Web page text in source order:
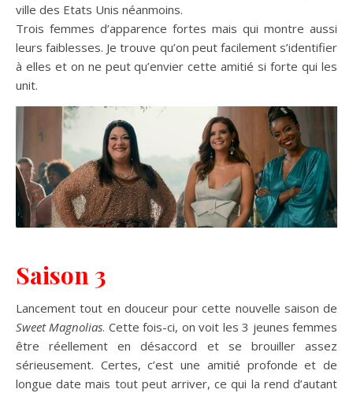
ville des Etats Unis néanmoins.
Trois femmes d’apparence fortes mais qui montre aussi
leurs faiblesses. Je trouve qu’on peut facilement s’identifier
à elles et on ne peut qu’envier cette amitié si forte qui les
unit.
Saison 3
Lancement tout en douceur pour cette nouvelle saison de
Sweet Magnolias. Cette fois-ci, on voit les 3 jeunes femmes
être réellement en désaccord et se brouiller assez
sérieusement. Certes, c’est une amitié profonde et de
longue date mais tout peut arriver, ce qui la rend d’autant